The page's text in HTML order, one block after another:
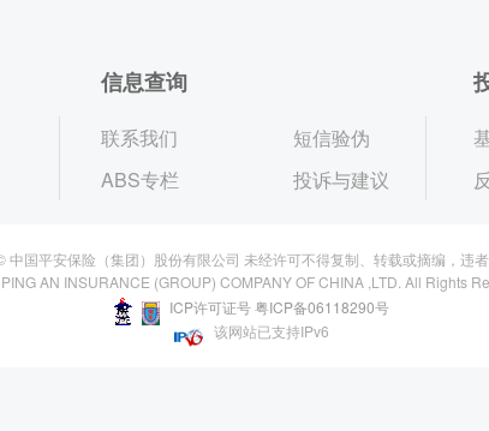
信息查询
联系我们
短信验伪
ABS专栏
投诉与建议
中国平安保险（集团）股份有限公司 未经许可不得复制、转载或摘编，违
AN INSURANCE (GROUP) COMPANY OF CHINA ,LTD. All Rights
ICP许可证号 粤ICP备06118290号
该网站已支持IPv6